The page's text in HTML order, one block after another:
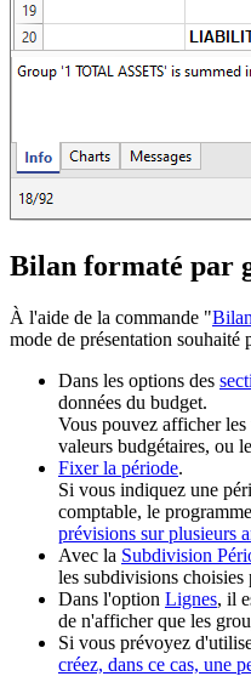
Bilan formaté par
À l'aide de la commande "
mode de présentation
Dans les options des
données du budget.
Vous pouvez afficher
valeurs budgétaires, ou
Fixer la période.
Si vous indiquez une
comptable, le
prévisions sur plusieurs
Avec la Subdivision
les subdivisions choisies
Dans l'option Lignes, il
de n'afficher que les
Si vous prévoyez
créez, dans ce cas, une